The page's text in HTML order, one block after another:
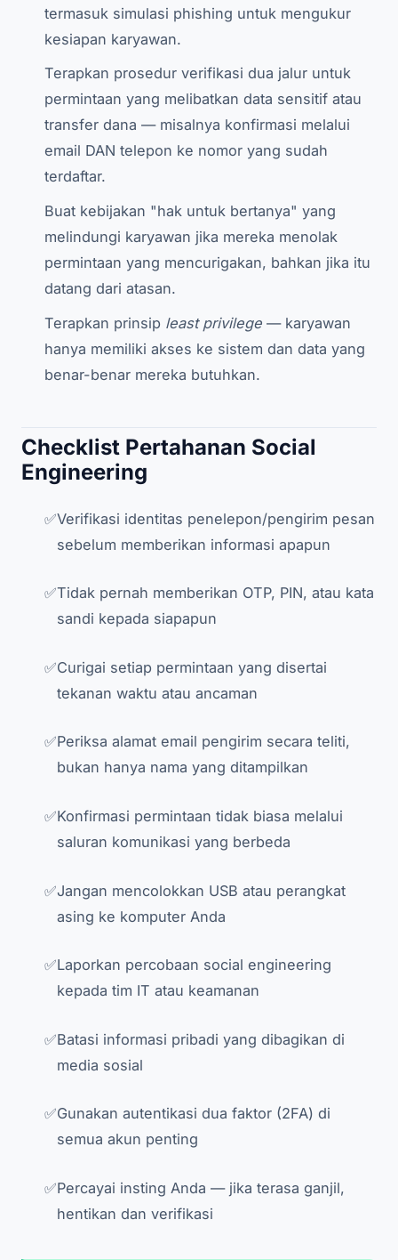
termasuk simulasi phishing untuk mengukur
kesiapan karyawan.
Terapkan prosedur verifikasi dua jalur untuk
permintaan yang melibatkan data sensitif atau
transfer dana — misalnya konfirmasi melalui
email DAN telepon ke nomor yang sudah
terdaftar.
Buat kebijakan "hak untuk bertanya" yang
melindungi karyawan jika mereka menolak
permintaan yang mencurigakan, bahkan jika itu
datang dari atasan.
Terapkan prinsip least privilege— karyawan
hanya memiliki akses ke sistem dan data yang
benar-benar mereka butuhkan.
Checklist Pertahanan Social
Engineering
Verifikasi identitas penelepon/pengirim pesan
sebelum memberikan informasi apapun
Tidak pernah memberikan OTP, PIN, atau kata
sandi kepada siapapun
Curigai setiap permintaan yang disertai
tekanan waktu atau ancaman
Periksa alamat email pengirim secara teliti,
bukan hanya nama yang ditampilkan
Konfirmasi permintaan tidak biasa melalui
saluran komunikasi yang berbeda
Jangan mencolokkan USB atau perangkat
asing ke komputer Anda
Laporkan percobaan social engineering
kepada tim IT atau keamanan
Batasi informasi pribadi yang dibagikan di
media sosial
Gunakan autentikasi dua faktor (2FA) di
semua akun penting
Percayai insting Anda — jika terasa ganjil,
hentikan dan verifikasi